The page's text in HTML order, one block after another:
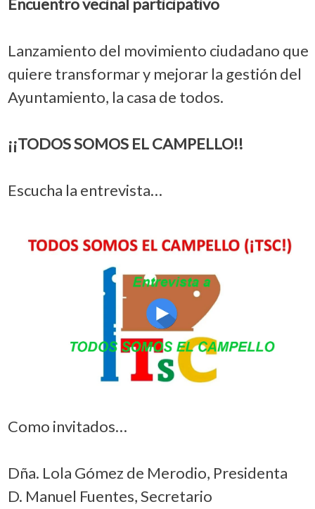
Encuentro vecinal participativo
Lanzamiento del movimiento ciudadano que
quiere transformar y mejorar la gestión del
Ayuntamiento, la casa de todos.
¡¡TODOS SOMOS EL CAMPELLO!!
Escucha la entrevista…
Como invitados…
Dña. Lola Gómez de Merodio, Presidenta
D. Manuel Fuentes, Secretario